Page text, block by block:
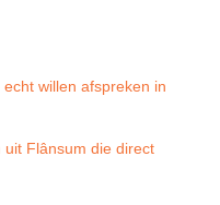
willen afspreken in
uit Flânsum die direct